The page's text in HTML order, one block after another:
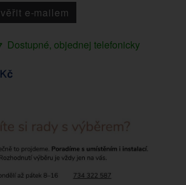
e-mailem
Dostupné, objednej telefonicky